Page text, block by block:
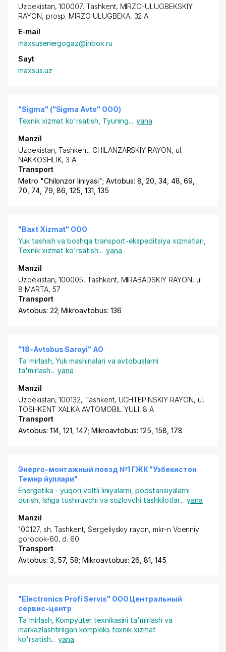
Uzbekistan, 100007, Tashkent, MIRZO-ULUGBEKSKIY
RAYON, prosp. MIRZO ULUGBEKA, 32 A
E-mail
maxsusenergogaz@inbox.ru
Sayt
maxsus.uz
"Sigma" ("Sigma Avto" ООО)
Texnik xizmat ko'rsatish Tyuning... yana
Manzil
Uzbekistan,Tashkent, CHILANZARSKIY RAYON, ul.
NAKKOSHLIK, 3 A
Transport
Metro "Chilonzor liniyasi"; Avtobus: 8, 20, 34, 48, 69,
70, 74, 79, 86, 125, 131, 135
"Baxt Xizmat" ООО
Yuk tashish va boshqa transport-ekspeditsiya xizmatlari
Texnik xizmat ko'rsatish... yana
Manzil
Uzbekistan, 100005, Tashkent, MIRABADSKIY RAYON, ul.
8 MARTA, 57
Transport
Avtobus: 22; Mikroavtobus: 136
"18-Avtobus Saroyi" АО
Ta'mirlash ,Yuk mashinalari va avtobuslarni
ta'mirlash... yana
Manzil
Uzbekistan, 100132, Tashkent, UCHTEPINSKIY RAYON, ul.
TOSHKENT XALKA AVTOMOBIL YULI, 8 A
Transport
Avtobus: 114, 121, 147; Mikroavtobus: 125, 158, 178
Энерго-монтажный поезд №1 ГЖК "Узбекистон
Темир йуллари"
Energetika - yuqori voltli liniyalarni, podstansiyalarni
qurish Ishga tushiruvchi va sozlovchi tashkilotlar... yana
Manzil
100127, sh. Tashkent, Sergeliyskiy rayon, mkr-n Voenniy
gorodok-60, d. 60
Transport
Avtobus: 3, 57, 58; Mikroavtobus: 26, 81, 145
"Electronics Profi Servis" OOO Центральный
сервис-центр
Ta'mirlash ,Kompyuter texnikasini ta'mirlash va
markazlashtirilgan kompleks texnik xizmat
ko'rsatish... yana